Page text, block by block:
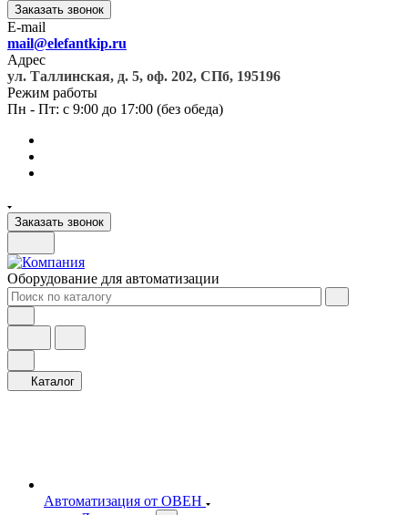
Заказать звонок
E-mail
mail@elefantkip.ru
Адрес
ул. Таллинская, д. 5, оф. 202, СПб, 195196
Режим работы
Пн - Пт: с 9:00 до 17:00 (без обеда)
Заказать звонок
Оборудование для автоматизации
Каталог
Автоматизация от ОВЕН